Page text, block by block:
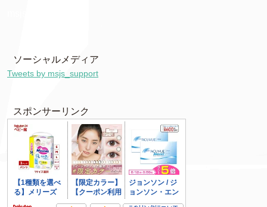
ソーシャルメディア
Tweets by msjs_support
スポンサーリンク